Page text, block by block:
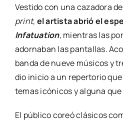
Vestido con una cazadora
print, el artista abrió el
Infatuation, mientras las
adornaban las pantallas.
banda de nueve músicos y
dio inicio a un repertorio
temas icónicos y alguna
El público coreó clásicos